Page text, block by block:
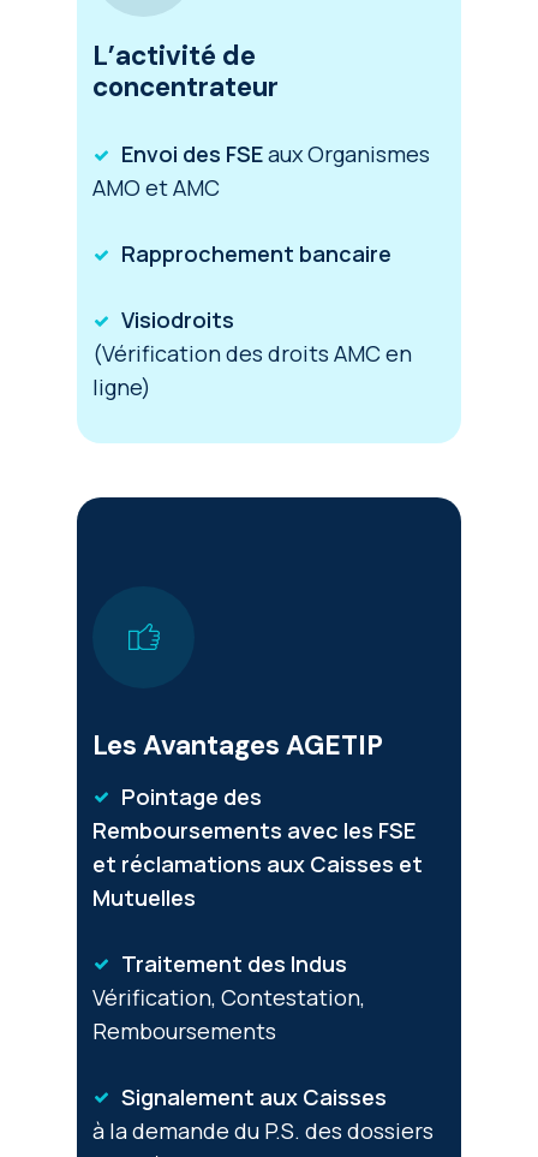
L’activité de
concentrateur
Envoi des FSEaux Organismes
AMO et AMC
Rapprochement bancaire
Visiodroits
(Vérification des droits AMC en
ligne)
Les Avantages AGETIP
Pointage des
Remboursements avec les FSE
et réclamations aux Caisses et
Mutuelles
Traitement des Indus
Vérification, Contestation,
Remboursements
Signalement aux Caisses
à la demande du P.S. des dossiers